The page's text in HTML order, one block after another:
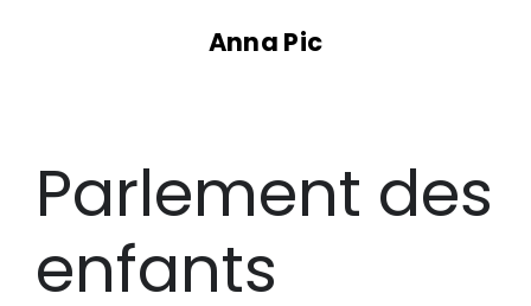
Anna Pic
Parlement des
enfants